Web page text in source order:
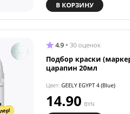
В КОРЗИНУ
4.9 30 оценок
Подбор краски
царапин 20мл
Цвет: GEELY EGYPT 4 (Blue)
14.90 BYN